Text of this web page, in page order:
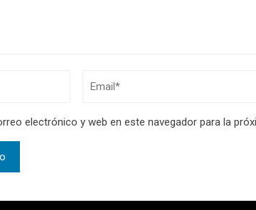
electrónico y web en este navegador para la